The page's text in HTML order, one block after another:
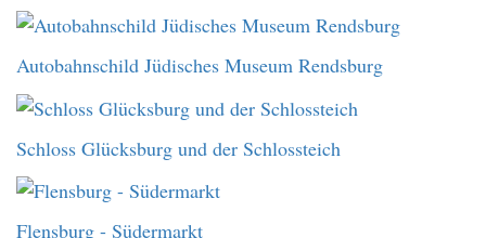
Autobahnschild Jüdisches Museum Rendsburg
Schloss Glücksburg und der Schlossteich
Flensburg - Südermarkt